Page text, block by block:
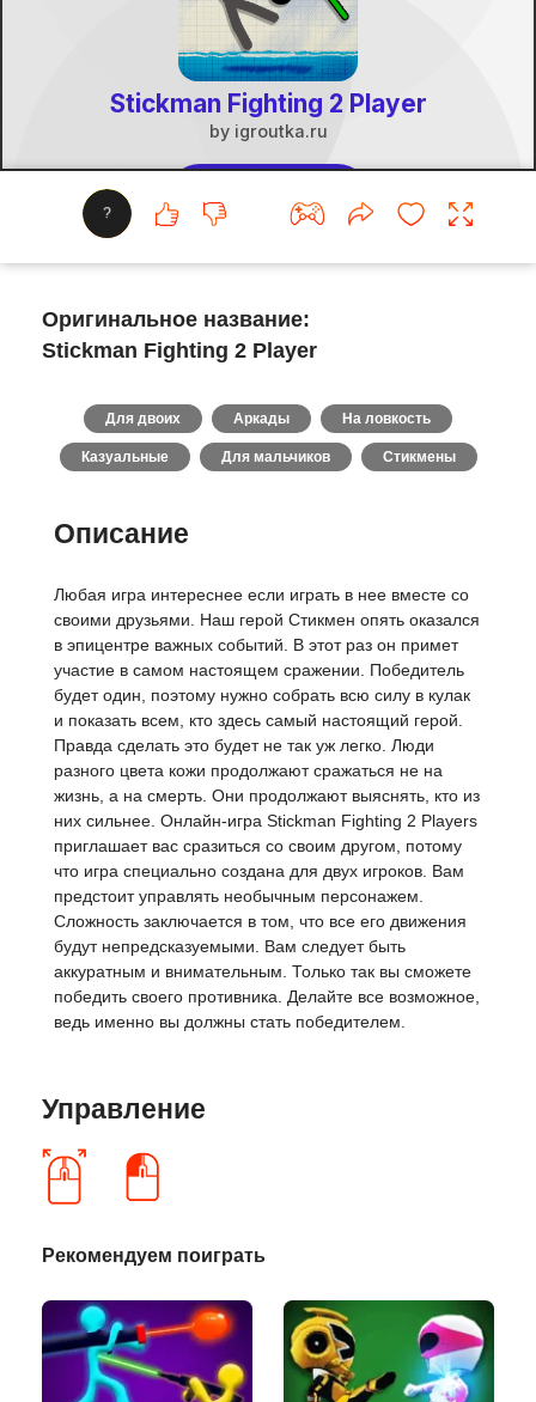
?
Оригинальное название:
Stickman Fighting 2 Player
Для двоих Аркады На ловкость
Казуальные Для мальчиков Стикмены
Описание
Любая игра интереснее если играть в нее вместе со
своими друзьями. Наш герой Стикмен опять оказался
в эпицентре важных событий. В этот раз он примет
участие в самом настоящем сражении. Победитель
будет один, поэтому нужно собрать всю силу в кулак
и показать всем, кто здесь самый настоящий герой.
Правда сделать это будет не так уж легко. Люди
разного цвета кожи продолжают сражаться не на
жизнь, а на смерть. Они продолжают выяснять, кто из
них сильнее. Онлайн-игра Stickman Fighting 2 Players
приглашает вас сразиться со своим другом, потому
что игра специально создана для двух игроков. Вам
предстоит управлять необычным персонажем.
Сложность заключается в том, что все его движения
будут непредсказуемыми. Вам следует быть
аккуратным и внимательным. Только так вы сможете
победить своего противника. Делайте все возможное,
ведь именно вы должны стать победителем.
Управление
Рекомендуем поиграть